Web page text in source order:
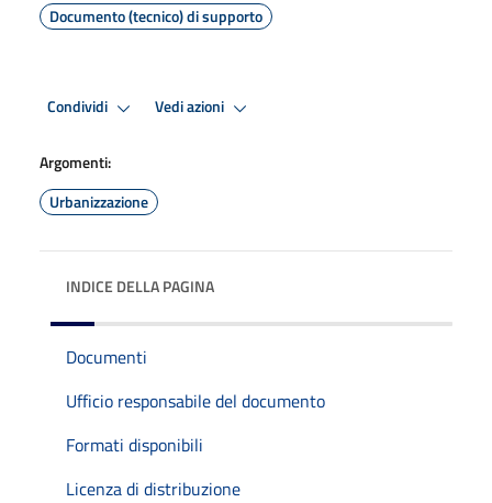
Documento (tecnico) di supporto
Condividi Vedi azioni
Argomenti:
Urbanizzazione
INDICE DELLA PAGINA
Documenti
Ufficio responsabile del documento
Formati disponibili
Licenza di distribuzione